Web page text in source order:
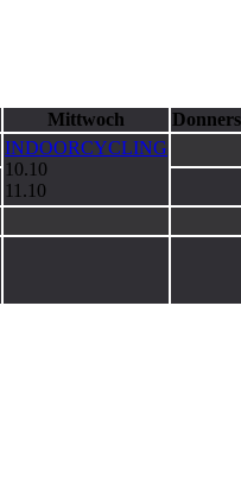
Mittwoch
INDOORCYCLING
10.10
11.10